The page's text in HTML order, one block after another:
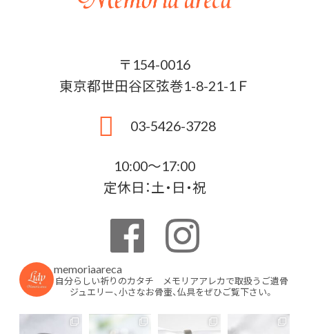
〒154-0016
東京都世田谷区弦巻1-8-21-1Ｆ
03-5426-3728
10:00〜17:00
定休日：土・日・祝
memoriaareca
自分らしい祈りのカタチ メモリアアレカで取扱うご遺骨
ジュエリー、小さなお骨壷、仏具をぜひご覧下さい。